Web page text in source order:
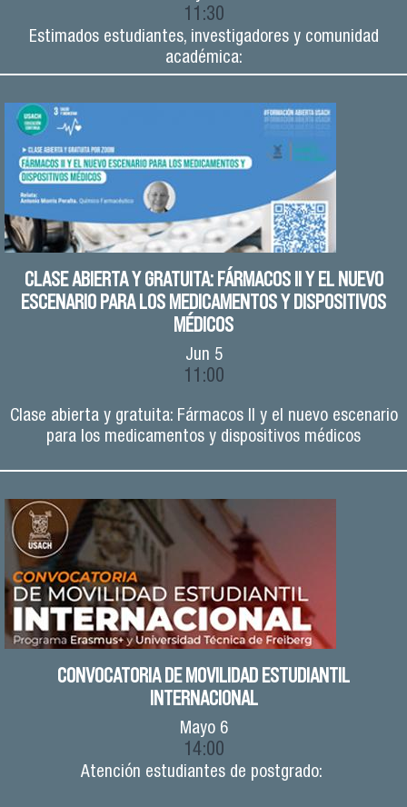
11:30
Estimados estudiantes, investigadores y comunidad
académica:
CLASE ABIERTA Y GRATUITA: FÁRMACOS II Y EL NUEVO
ESCENARIO PARA LOS MEDICAMENTOS Y DISPOSITIVOS
MÉDICOS
Jun 5
11:00
Clase abierta y gratuita: Fármacos II y el nuevo escenario
para los medicamentos y dispositivos médicos
CONVOCATORIA DE MOVILIDAD ESTUDIANTIL
INTERNACIONAL
Mayo6
14:00
Atención estudiantes de postgrado: